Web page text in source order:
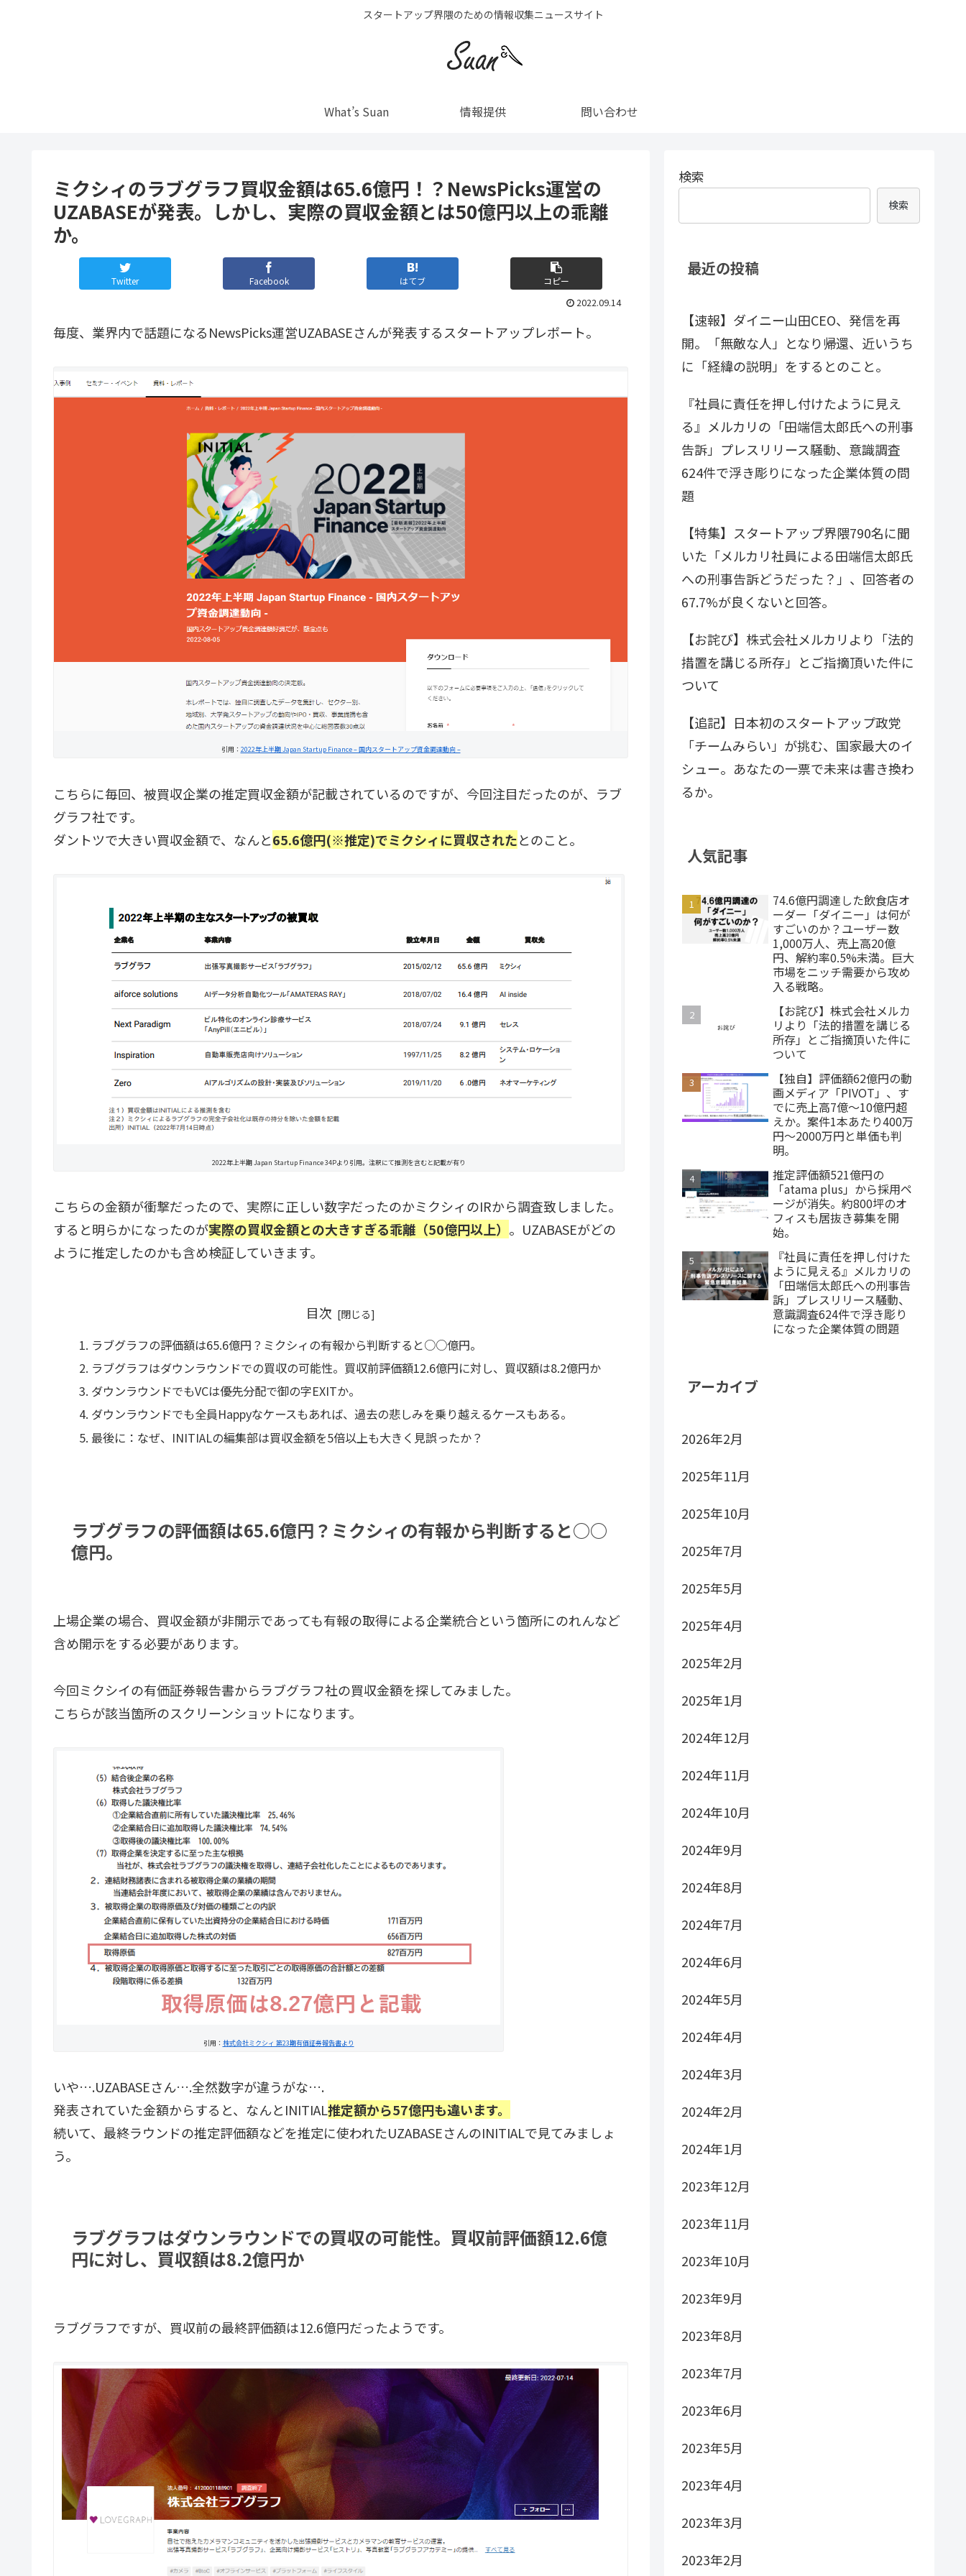
スタートアップ界隈のための情報収集ニュースサイト
What’s Suan 情報提供 問い合わせ
ミクシィのラブグラフ買収金額は65.6億円！？NewsPicks運営の
UZABASEが発表。しかし、実際の買収金額とは50億円以上の乖離
か。
Twitter Facebook はてブ コピー
2022.09.14
毎度、業界内で話題になるNewsPicks運営UZABASEさんが発表するスタートアップレポート。
引用： 2022年上半期 Japan Startup Finance – 国内スタートアップ資金調達動向 –
こちらに毎回、被買収企業の推定買収金額が記載されているのですが、今回注目だったのが、ラブ
グラフ社です。
ダントツで大きい買収金額で、なんと65.6億円(※推定)でミクシィに買収されたとのこと。
2022年上半期 Japan Startup Finance 34Pより引用。注釈にて推測を含むと記載が有り
こちらの金額が衝撃だったので、実際に正しい数字だったのかミクシィのIRから調査致しました。
すると明らかになったのが実際の買収金額との大きすぎる乖離（50億円以上） 。UZABASEがどの
ように推定したのかも含め検証していきます。
目次
ラブグラフの評価額は65.6億円？ミクシィの有報から判断すると○○億円。
ラブグラフはダウンラウンドでの買収の可能性。買収前評価額12.6億円に対し、買収額は8.2億円か
ダウンラウンドでもVCは優先分配で御の字EXITか。
ダウンラウンドでも全員Happyなケースもあれば、過去の悲しみを乗り越えるケースもある。
最後に：なぜ、INITIALの編集部は買収金額を5倍以上も大きく見誤ったか？
ラブグラフの評価額は65.6億円？ミクシィの有報から判断すると○○
億円。
上場企業の場合、買収金額が非開示であっても有報の取得による企業統合という箇所にのれんなど
含め開示をする必要があります。
今回ミクシイの有価証券報告書からラブグラフ社の買収金額を探してみました。
こちらが該当箇所のスクリーンショットになります。
引用： 株式会社ミクシィ 第23期有価証券報告書より
いや….UZABASEさん….全然数字が違うがな….
発表されていた金額からすると、なんとINITIAL推定額から57億円も違います。
続いて、最終ラウンドの推定評価額などを推定に使われたUZABASEさんのINITIALで見てみましょ
う。
ラブグラフはダウンラウンドでの買収の可能性。買収前評価額12.6億
円に対し、買収額は8.2億円か
ラブグラフですが、買収前の最終評価額は12.6億円だったようです。
検索
検索
最近の投稿
【速報】ダイニー山田CEO、発信を再
開。「無敵な人」となり帰還、近いうち
に「経緯の説明」をするとのこと。
『社員に責任を押し付けたように見え
る』メルカリの「田端信太郎氏への刑事
告訴」プレスリリース騒動、意識調査
624件で浮き彫りになった企業体質の問
題
【特集】スタートアップ界隈790名に聞
いた「メルカリ社員による田端信太郎氏
への刑事告訴どうだった？」、回答者の
67.7%が良くないと回答。
【お詫び】株式会社メルカリより「法的
措置を講じる所存」とご指摘頂いた件に
ついて
【追記】日本初のスタートアップ政党
「チームみらい」が挑む、国家最大のイ
シュー。あなたの一票で未来は書き換わ
るか。
人気記事
74.6億円調達した飲食店オ
ーダー「ダイニー」は何が
すごいのか？ユーザー数
1,000万人、売上高20億
円、解約率0.5%未満。巨大
市場をニッチ需要から攻め
入る戦略。
【お詫び】株式会社メルカ
リより「法的措置を講じる
所存」とご指摘頂いた件に
ついて
【独自】評価額62億円の動
画メディア「PIVOT」、す
でに売上高7億～10億円超
えか。案件1本あたり400万
円～2000万円と単価も判
明。
推定評価額521億円の
「atama plus」から採用ペ
ージが消失。約800坪のオ
フィスも居抜き募集を開
始。
『社員に責任を押し付けた
ように見える』メルカリの
「田端信太郎氏への刑事告
訴」プレスリリース騒動、
意識調査624件で浮き彫り
になった企業体質の問題
アーカイブ
2026年2月
2025年11月
2025年10月
2025年7月
2025年5月
2025年4月
2025年2月
2025年1月
2024年12月
2024年11月
2024年10月
2024年9月
2024年8月
2024年7月
2024年6月
2024年5月
2024年4月
2024年3月
2024年2月
2024年1月
2023年12月
2023年11月
2023年10月
2023年9月
2023年8月
2023年7月
2023年6月
2023年5月
2023年4月
2023年3月
2023年2月